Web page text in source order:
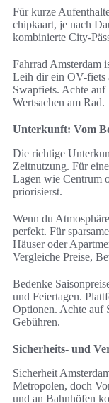
Für kurze
chipkaart, je nach
kombinierte City-
Fahrrad Amsterdam
Leih dir ein OV-fiets
Swapfiets. Achte auf
Wertsachen am Rad.
Unterkunft: Vom
Die richtige
Zeitnutzung. Für
Lagen wie Centrum
priorisierst.
Wenn du
perfekt. Für
Häuser oder
Vergleiche Preise,
Bedenke
und Feiertagen.
Optionen. Achte auf
Gebühren.
Sicherheits- und
Sicherheit
Metropolen, doch
und an Bahnhöfen